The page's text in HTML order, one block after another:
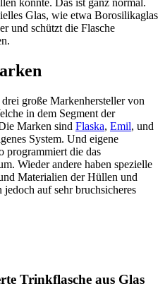
könnte. Das ist ganz normal.
Glas, wie etwa Borosilikaglas
und schützt die Flasche
große Markenhersteller von
in dem Segment der
Marken sind Flaska, Emil, und
System. Und eigene
programmiert die das
Wieder andere haben spezielle
Materialien der Hüllen und
auf sehr bruchsicheres
Trinkflasche aus Glas